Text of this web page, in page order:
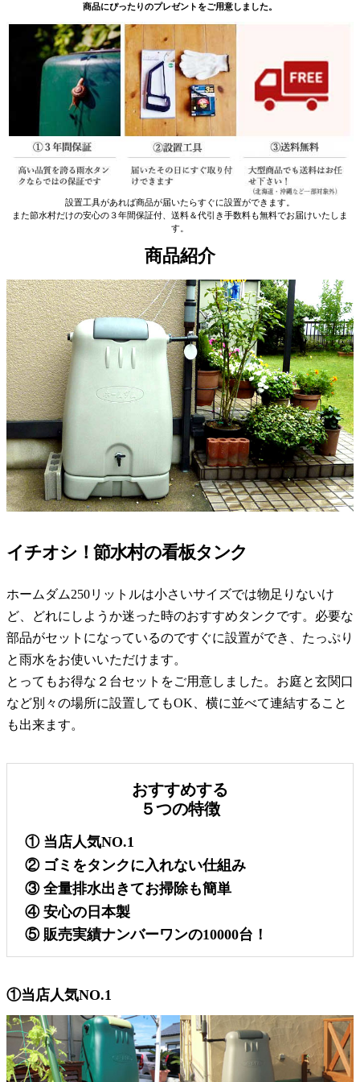
商品にぴったりのプレゼントをご用意しました。
設置工具があれば商品が届いたらすぐに設置ができます。
また節水村だけの安心の３年間保証付、送料＆代引き手数料も無料でお届けいたしま
す。
商品紹介
イチオシ！節水村の看板タンク
ホームダム250リットルは小さいサイズでは物足りないけ
ど、どれにしようか迷った時のおすすめタンクです。必要な
部品がセットになっているのですぐに設置ができ、たっぷり
と雨水をお使いいただけます。
とってもお得な２台セットをご用意しました。お庭と玄関口
など別々の場所に設置してもOK、横に並べて連結すること
も出来ます。
おすすめする
５つの特徴
① 当店人気NO.1
② ゴミをタンクに入れない仕組み
③ 全量排水出きてお掃除も簡単
④ 安心の日本製
⑤ 販売実績ナンバーワンの10000台！
①当店人気NO.1